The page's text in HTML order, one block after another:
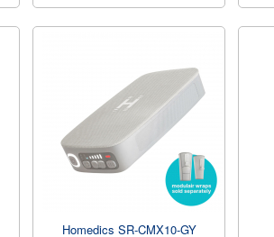
Homedics SR-CMX10-GY